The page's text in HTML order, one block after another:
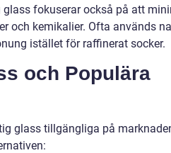
fokuserar också på att
och kemikalier. Ofta används
istället för raffinerat socker.
och Populära
glass tillgängliga på